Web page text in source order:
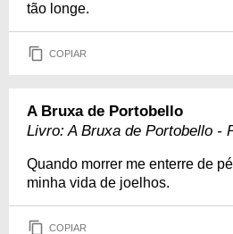
tão longe.
COPIAR
A Bruxa de Portobello
Livro: A Bruxa de Portobello -
Quando morrer me enterre de
minha vida de joelhos.
COPIAR